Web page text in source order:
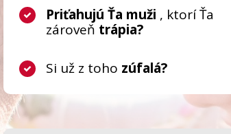
Priťahujú Ťa muži , ktorí Ťa
zároveň trápia?
Si už z toho zúfalá?